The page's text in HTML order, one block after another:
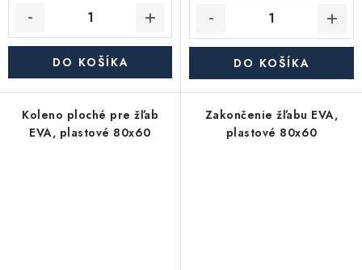
DO KOŠÍKA DO KOŠÍKA
Koleno ploché pre žľab
EVA, plastové 80x60
Zakončenie žľabu EVA,
plastové 80x60